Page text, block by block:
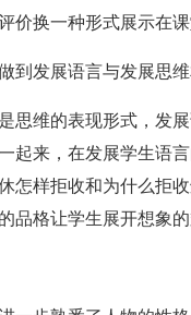
价换一种形式展示在课
到发展语言与发展思维
思维的表现形式，发
起来，在发展学生语
怎样拒收和为什么拒
品格让学生展开想象